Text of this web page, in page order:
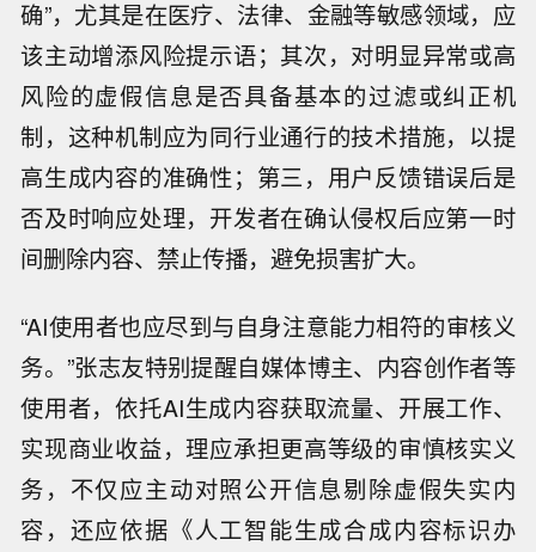
确”，尤其是在医疗、法律、金融等敏感领域，应
该主动增添风险提示语；其次，对明显异常或高
风险的虚假信息是否具备基本的过滤或纠正机
制，这种机制应为同行业通行的技术措施，以提
高生成内容的准确性；第三，用户反馈错误后是
否及时响应处理，开发者在确认侵权后应第一时
间删除内容、禁止传播，避免损害扩大。
“AI使用者也应尽到与自身注意能力相符的审核义
务。”张志友特别提醒自媒体博主、内容创作者等
使用者，依托AI生成内容获取流量、开展工作、
实现商业收益，理应承担更高等级的审慎核实义
务，不仅应主动对照公开信息剔除虚假失实内
容，还应依据《人工智能生成合成内容标识办